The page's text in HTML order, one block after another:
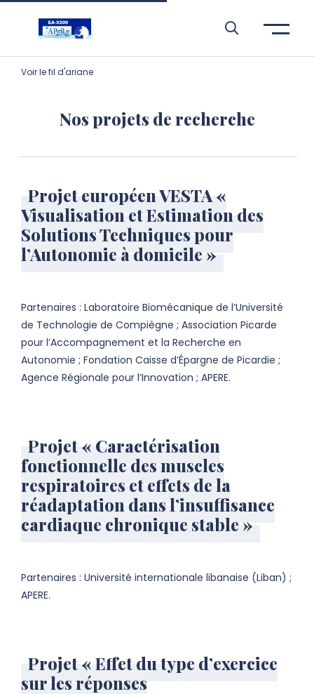
Aller à l’entête de page
Aller au menu principale
Aller au contenu principal
Aller à la recherche
Passer aux cookies
Aller au pied de page
Voir le fil d'ariane
Nos projets de recherche
Projet européen VESTA «
Visualisation et Estimation des
Solutions Techniques pour
l’Autonomie à domicile »
Partenaires : Laboratoire Biomécanique de l’Université
de Technologie de Compiègne ; Association Picarde
pour l’Accompagnement et la Recherche en
Autonomie ; Fondation Caisse d’Épargne de Picardie ;
Agence Régionale pour l’Innovation ; APERE.
Projet « Caractérisation
fonctionnelle des muscles
respiratoires et effets de la
réadaptation dans l’insuffisance
cardiaque chronique stable »
Partenaires : Université internationale libanaise (Liban) ;
APERE.
Projet « Effet du type d’exercice
sur les réponses